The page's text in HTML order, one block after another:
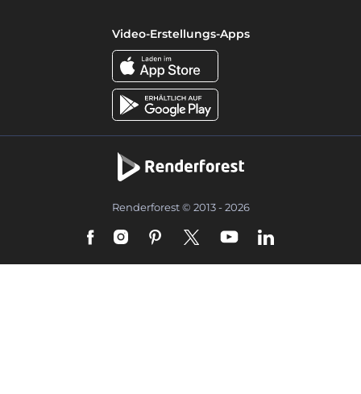
Video-Erstellungs-Apps
Renderforest © 2013 - 2026